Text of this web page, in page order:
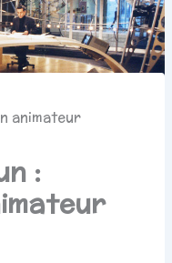
animateur
: